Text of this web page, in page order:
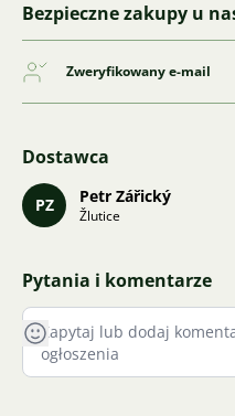
Bezpieczne zakupy u
Zweryfikowany e-mail
Dostawca
PZ Petr Zářický
Žlutice
Pytania i komentarze